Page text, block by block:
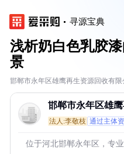
寻源宝典
浅析奶白色乳胶
景
邯郸市永年区雄鹰再生资源回收有限
邯郸市永年区雄
有限公司
法人:李敬枝 通过主体
位于河北邯郸永年区，专